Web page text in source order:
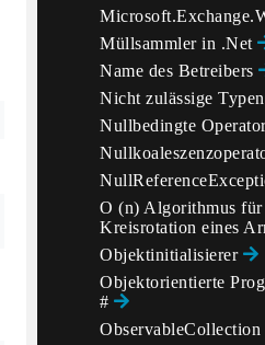
Müllsammler in .Net
Name des Betreibers
Nicht zulässige Typen
Nullbedingte
O (n) Algorithmus für
Kreisrotation eines
Objektinitialisierer
Objektorientierte
#
ObservableCollection